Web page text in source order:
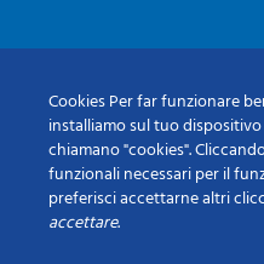
Cookies Per far funzionare
installiamo sul tuo
chiamano "cookies".
funzionali necessari per il
preferisci accettarne altri
accettare.